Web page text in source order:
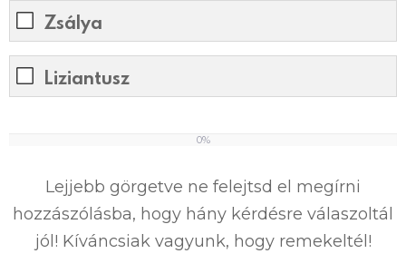
Zsálya
Liziantusz
0%
Lejjebb görgetve ne felejtsd el megírni
hozzászólásba, hogy hány kérdésre válaszoltál
jól! Kíváncsiak vagyunk, hogy remekeltél!